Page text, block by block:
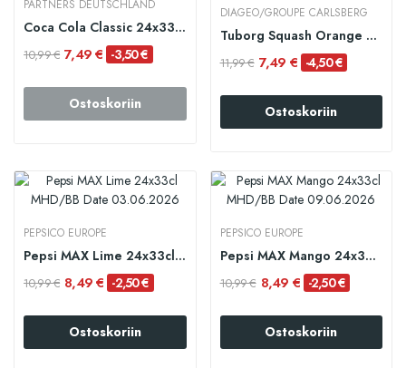
PARTNERS DEUTSCHLAND
Coca Cola Classic 24x33cl MHD/BB Date 31.05.2026
10,99 € 7,49 € -3,50 €
Ostoskoriin
DIAGEO/GROUPE CARLSBERG
Tuborg Squash Orange 24x33cl MHD/BB Date...
11,99 € 7,49 € -4,50 €
Ostoskoriin
PEPSICO EUROPE
Pepsi MAX Lime 24x33cl MHD/BB Date 03.06.2026
10,99 € 8,49 € -2,50 €
Ostoskoriin
PEPSICO EUROPE
Pepsi MAX Mango 24x33cl MHD/BB Date 09.06.2026
10,99 € 8,49 € -2,50 €
Ostoskoriin